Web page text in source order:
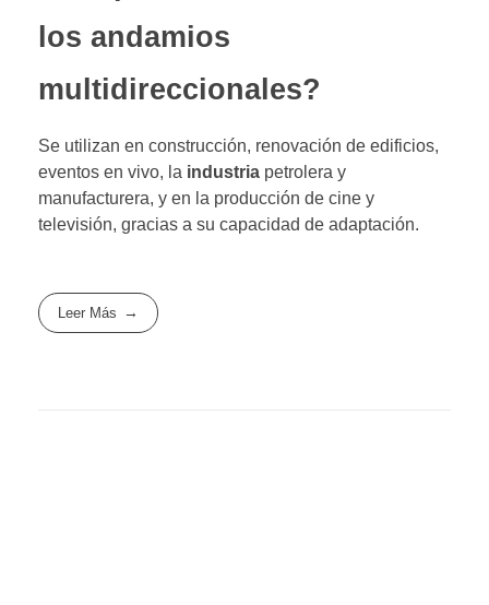
los andamios
multidireccionales?
Se utilizan en construcción, renovación de edificios,
eventos en vivo, la industria petrolera y
manufacturera, y en la producción de cine y
televisión, gracias a su capacidad de adaptación.
Leer Más